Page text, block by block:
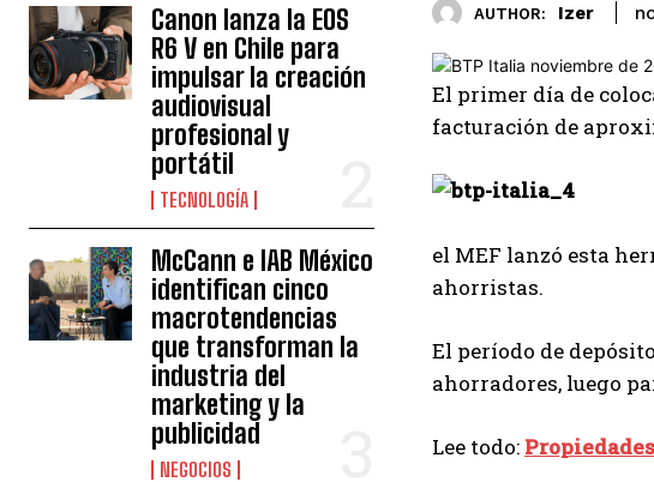
Canon lanza la EOS
R6 V en Chile para
impulsar la creación
audiovisual
profesional y
portátil
TECNOLOGÍA
McCann e IAB México
identifican cinco
macrotendencias
que transforman la
industria del
marketing y la
publicidad
NEGOCIOS
AUTHOR: Izer
El primer día de
facturación de
el MEF lanzó esta
ahorristas.
El período de
ahorradores, luego
Lee todo: